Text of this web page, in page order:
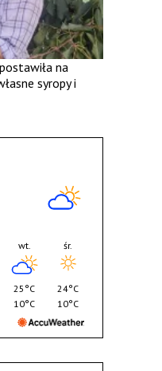
na
syropy i
wt.
25°C
10°C
śr.
24°C
10°C